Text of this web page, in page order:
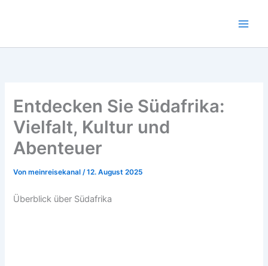
Entdecken Sie Südafrika:
Vielfalt, Kultur und
Abenteuer
Vonmeinreisekanal/12. August 2025
Überblick ü‬ber Südafrika